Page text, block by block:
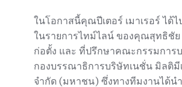
ในโอกาสนี้คุณปีเตอร์ เมาเรอร์ ได้
ในรายการไทม์ไลน์ ของคุณสุทธิชัย
ก่อตั้ง และ ที่ปรึกษาคณะกรรมการ
กองบรรณาธิการบริษัทเนชั่น มิลติมี
จำกัด (มหาชน) ซึ่งทางทีมงานได้